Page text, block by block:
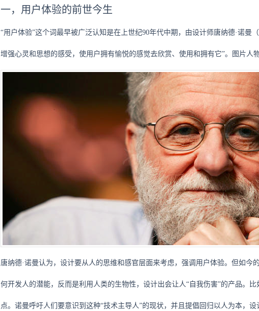
一，用户体验的前世今生
“用户体验”这个词最早被广泛认知是在上世纪90年代中期，由设计师唐纳德·诺曼
增强心灵和思想的感受，使用户拥有愉悦的感觉去欣赏、使用和拥有它”。图片人
唐纳德·诺曼认为，设计要从人的思维和感官层面来考虑，强调用户体验。但如
何开发人的潜能，反而是利用人类的生物性，设计出会让人“自我伤害”的产品。
点。诺曼呼吁人们要意识到这种“技术主导人”的现状，并且提倡回归以人为本，设